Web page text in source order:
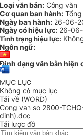
Loại văn bản: Công văn
Cơ quan ban hành:
Ngày ban hành: 26-06-
Ngày có hiệu lực: 26-
Tình trạng hiệu lực:
Ngôn ngữ:
Định dạng văn bản hiện
MỤC LỤC
Không có mục lục
Tải về (WORD)
Cong van so 2800-
dinh).doc
Tải lược đồ